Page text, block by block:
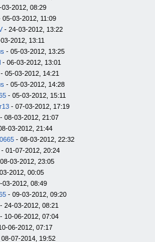
03-2012, 08:29
05-03-2012, 11:09
- 24-03-2012, 13:22
2012, 13:11
- 05-03-2012, 13:25
- 06-03-2012, 13:01
- 05-03-2012, 14:21
- 05-03-2012, 14:28
- 05-03-2012, 15:11
- 07-03-2012, 17:19
- 08-03-2012, 21:07
03-2012, 21:44
- 08-03-2012, 22:32
- 01-07-2012, 20:24
03-2012, 23:05
2012, 00:05
03-2012, 08:49
- 09-03-2012, 09:20
- 24-03-2012, 08:21
- 10-06-2012, 07:04
06-2012, 07:17
08-07-2014, 19:52